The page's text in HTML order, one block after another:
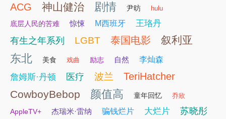
ACG 神山健治 剧情 尹昉 hulu
底层人民的苦难 惊悚 M西班牙 王珞丹
有生之年系列 LGBT 泰国电影 叙利亚
东北 美食 戏曲 励志 自然 李灿森
詹姆斯·丹顿 医疗 波兰 TeriHatcher
CowboyBebop 颜值高 童年回忆 乔欣
AppleTV+ 杰瑞米·雷纳 骗钱烂片 大烂片 苏晓彤